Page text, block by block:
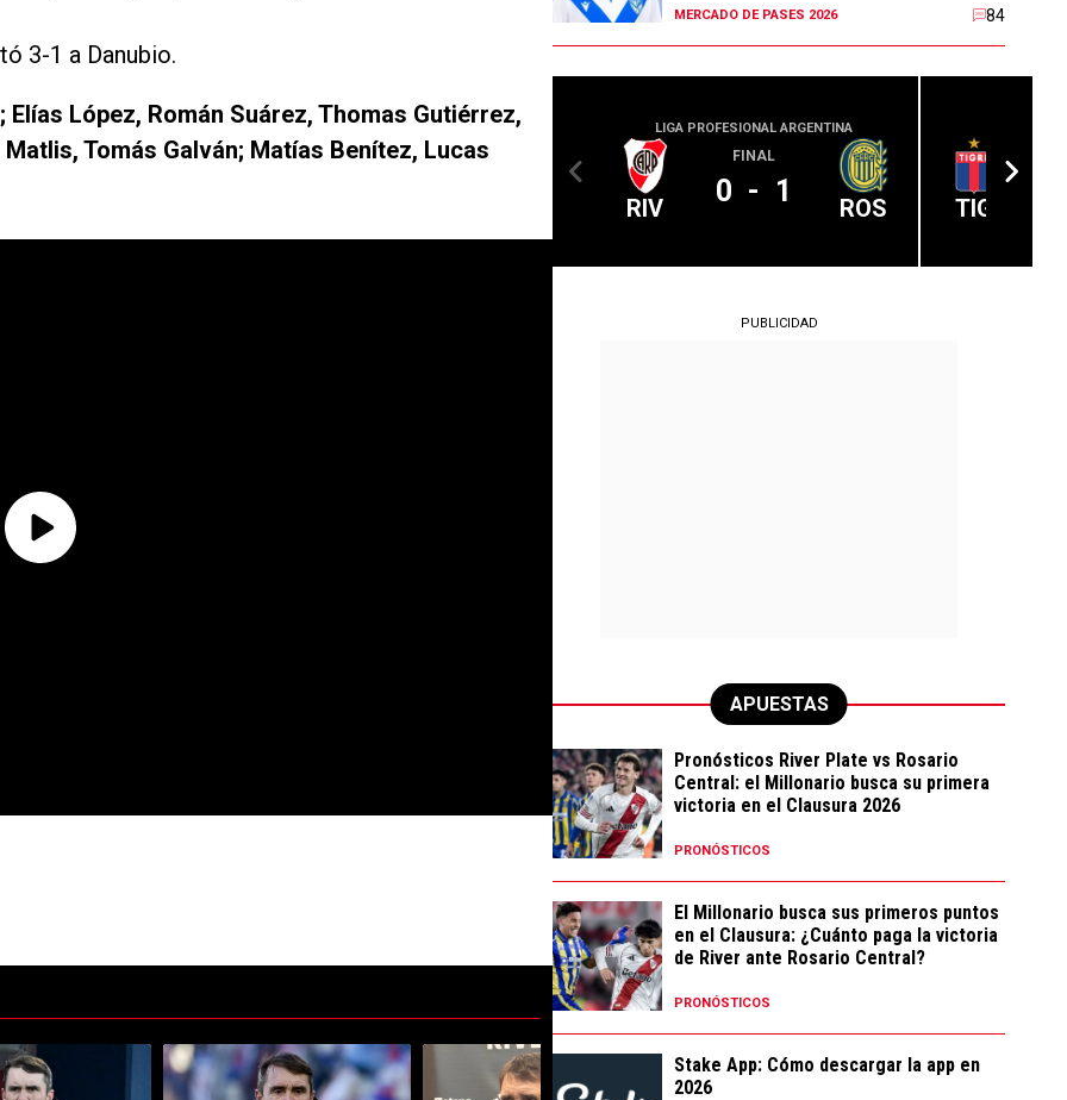
3-1 a Danubio.
Elías López, Román Suárez, Thomas Gutiérrez,
Tomás Galván; Matías Benítez, Lucas
tendencia con el título "Coudet tras la derrota ante Tigre: "Si veo que los resultados no se dan, no voy a hacerle daño a River"" con 688
Un artículo de tendencia con el título "¿El principal responsable? Las inentendibles decisiones de Coudet en la derrota
Un artículo de tendencia con el título "¿Excusa? La llamativa frase de Coudet sobre
Un artículo de tendencia con el título "Opinión: sin
MERCADO DE PASES 2026 84
LIGA PROFESIONAL ARGENTINA
RIV
FINAL
0 - 1 ROS TIG
PUBLICIDAD
APUESTAS
Pronósticos River Plate vs Rosario
Central: el Millonario busca su primera
victoria en el Clausura 2026
PRONÓSTICOS
El Millonario busca sus primeros puntos
en el Clausura: ¿Cuánto paga la victoria
de River ante Rosario Central?
PRONÓSTICOS
Stake App: Cómo descargar la app en
2026